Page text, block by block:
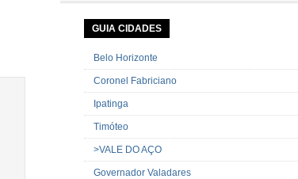
GUIA CIDADES
Belo Horizonte
Coronel Fabriciano
Ipatinga
Timóteo
>VALE DO AÇO
Governador Valadares